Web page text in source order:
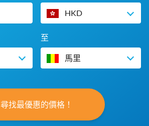
HKD
至
馬里
尋找最優惠的價格！